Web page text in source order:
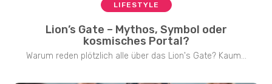
LIFESTYLE
Lion’s Gate – Mythos, Symbol oder
kosmisches Portal?
Warum reden plötzlich alle über das Lion's Gate? Kaum...